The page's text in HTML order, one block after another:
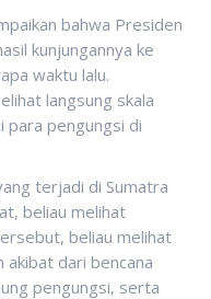
bahwa Presiden
kunjungannya ke
waktu lalu.
langsung skala
para pengungsi di
terjadi di Sumatra
beliau melihat
beliau melihat
akibat dari bencana
pengungsi, serta